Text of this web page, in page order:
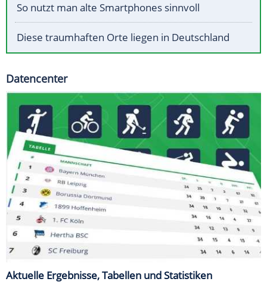
So nutzt man alte Smartphones sinnvoll
Diese traumhaften Orte liegen in Deutschland
Datencenter
Aktuelle Ergebnisse, Tabellen und Statistiken